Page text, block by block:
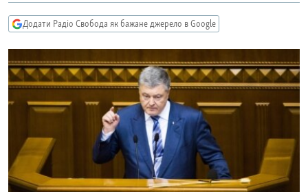
СПОРТ
СВІТ
ТИ ЯК?
КИТАЙ.ВИКЛИКИ
МУЛЬТИМЕДІА
ФОТО
СПЕЦПРОЄКТИ
ПОДКАСТИ
Додати Радіо Свобода як бажане джерело в Google